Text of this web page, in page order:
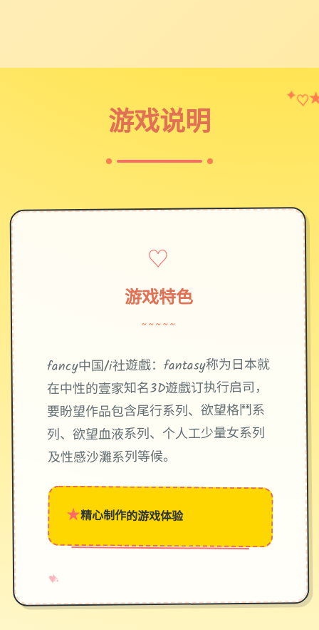
游戏说明
✦♡
♡
游戏特色
~~~~~
fancy中国/i社遊戲：fantasy称为日本就
在中性的壹家知名3D遊戲订执行启司，
要盼望作品包含尾行系列、欲望格鬥系
列、欲望血液系列、个人工少量女系列
及性感沙灘系列等候。
★精心制作的游戏体验
♥
✧
→